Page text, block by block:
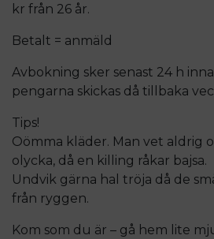
kr från 26 år.
Betalt = anmäld
Avbokning sker senast 24 h
pengarna skickas då tillbaka
Tips!
Oömma kläder. Man vet aldrig
olycka, då en killing råkar bajsa.
Undvik gärna hal tröja då de
från ryggen.
Kom som du är – gå hem lite